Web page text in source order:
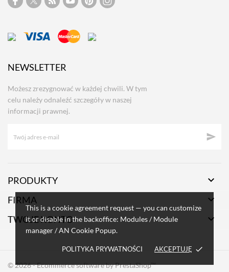
This is a cookie agreement request — you can customize
it or disable in the backoffice: Modules / Module
manager / AN Cookie Popup.
POLITYKA PRYWATNOŚCI AKCEPTUJĘ done
NEWSLETTER
Możesz zrezygnować w każdej chwili. W tym
celu należy odnaleźć szczegóły w naszej
informacji prawnej.

PRODUKTY 
FIRMA 
TWOJE KONTO 
© 2026 - Ecommerce software by PrestaShop™